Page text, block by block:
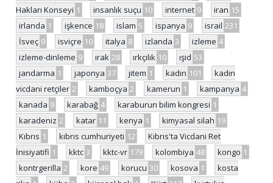
Hakları Konseyi 1 insanlık suçu 10 internet 9 iran 15
irlanda 1 işkence 18 islam 5 ispanya 9 israil 231
İsveç 9 isviçre 10 italya 8 izlanda 3 izleme 4
izleme-dinleme 9 ırak 28 ırkçılık 10 ışid 53
jandarma 1 japonya 37 jitem 1 kadın 101
kadın
vicdani retçiler 2 kamboçya 2 kamerun 1 kampanya 4
kanada 9 karabağ 4 karaburun bilim kongresi 1
karadeniz 2 katar 11 kenya 1 kimyasal silah 19
Kıbrıs 1 kıbrıs cumhuriyeti 12
Kıbrıs'ta Vicdani Ret
İnisiyatifi 1 kktc 3 kktc-vr 179 kolombiya 48 kongo 1
kontrgerilla 2 kore 49 korucu 30 kosova 1
kosta